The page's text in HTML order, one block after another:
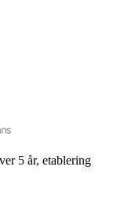
5 år, etablering